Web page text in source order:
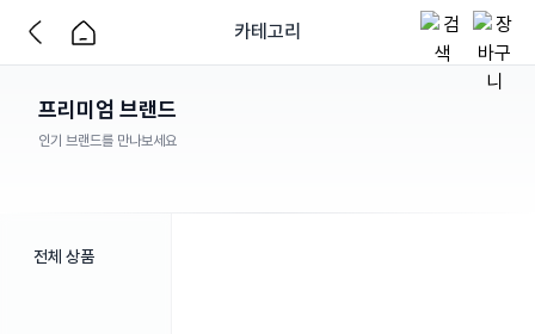
카테고리
프리미엄 브랜드
인기 브랜드를 만나보세요
전체 상품